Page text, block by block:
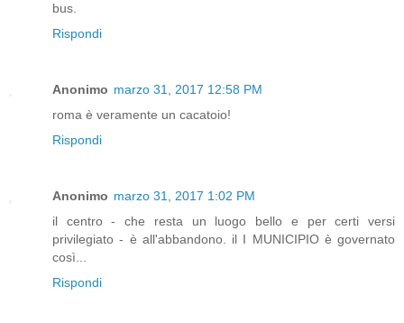
bus.
Rispondi
Anonimo marzo 31, 2017 12:58 PM
roma è veramente un cacatoio!
Rispondi
Anonimo marzo 31, 2017 1:02 PM
il centro - che resta un luogo bello e per certi versi
privilegiato - è all'abbandono. il I MUNICIPIO è governato
così...
Rispondi